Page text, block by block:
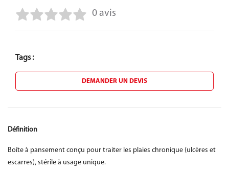
0 avis
Tags :
DEMANDER UN DEVIS
Définition
Boîte à pansement conçu pour traiter les plaies chronique (ulcères et
escarres), stérile à usage unique.